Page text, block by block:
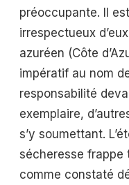
préoccupante. Il
irrespectueux
azuréen (Côte
impératif au nom
responsabilité
exemplaire,
s’y soumettant.
sécheresse frappe
comme constaté